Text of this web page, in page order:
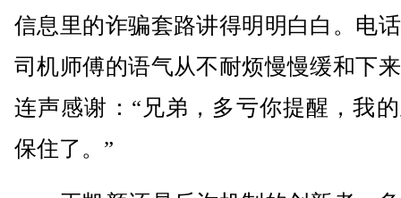
信息里的诈骗套路讲得明明白白。电
司机师傅的语气从不耐烦慢慢缓和下
连声感谢：“兄弟，多亏你提醒，我
保住了。”